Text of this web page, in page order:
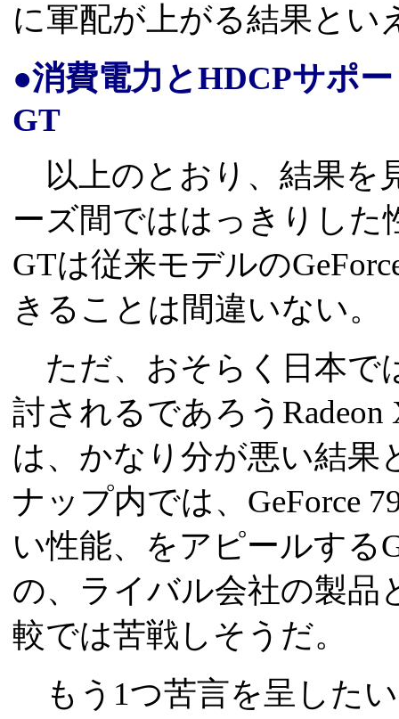
に軍配が上がる結果とい
●消費電力とHDCPサポ
GT
以上のとおり、結果を
ーズ間でははっきりした
GTは従来モデルの
きることは間違いない。
ただ、おそらく日本で
討されるであろう
は、かなり分が悪い結果
ナップ内では、GeForce
い性能、をアピールする
の、ライバル会社の製品
較では苦戦しそうだ。
もう1つ苦言を呈したい